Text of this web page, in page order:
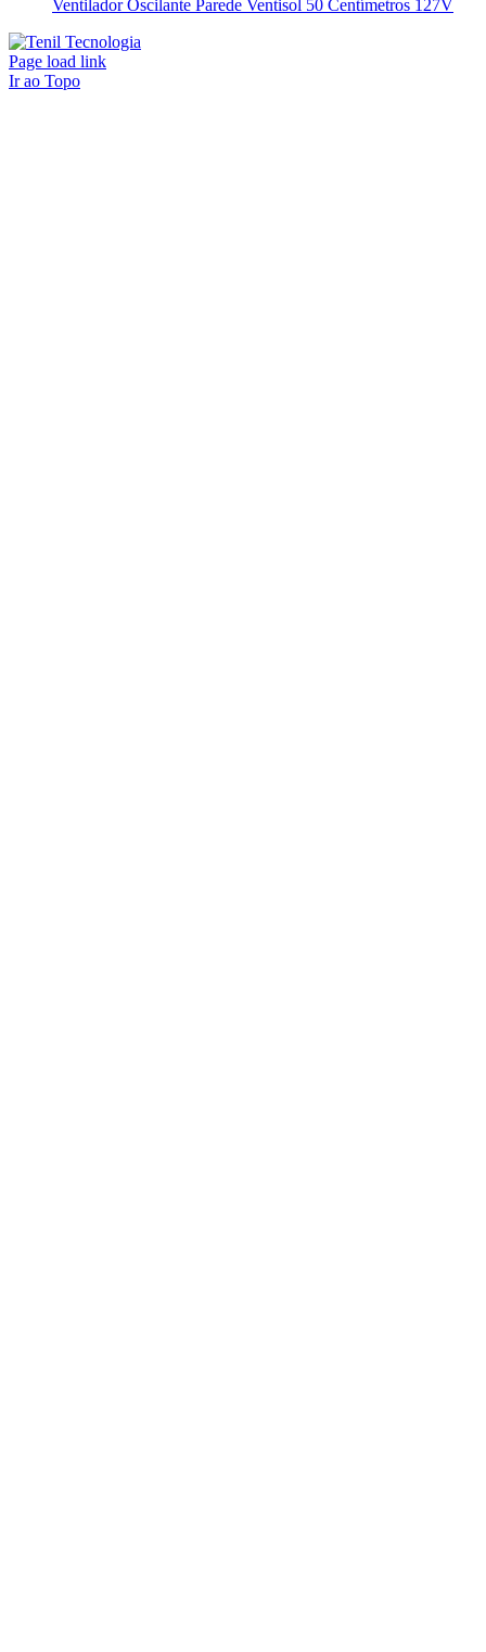
Ventilador Oscilante Parede Ventisol 50 Centímetros 127V
Page load link
Ir ao Topo